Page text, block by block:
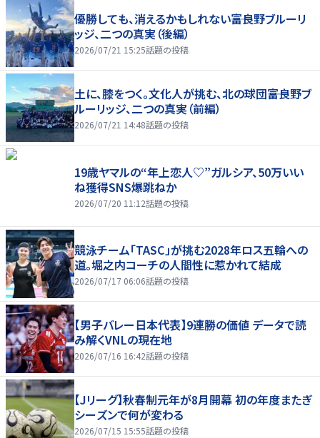
優勝しても、消えるかもしれない――富良野ブルーリ
ッジ、二つの真実（後編）
2026/07/21 15:25話題の投稿
土に、膝をつく。文化人が挑む、北の球団――富良野ブ
ルーリッジ、二つの真実（前編）
2026/07/21 14:48話題の投稿
19歳ヤマルの“年上恋人♡”ガルシア、50万いい
ね獲得SNS爆跳ねか
2026/07/20 11:12話題の投稿
競泳チーム「TASC」が挑む2028年ロス五輪への
道。堀之内コーチの人間性に惹かれて結成
2026/07/17 06:06話題の投稿
【男子バレー日本代表】9連勝の価値 データで読
み解くVNLの現在地
2026/07/16 16:42話題の投稿
【Jリーグ】秋春制元年が8月開幕 初の年度またぎ
シーズンで何が変わる
2026/07/15 15:55話題の投稿